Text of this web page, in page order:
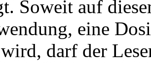
Soweit auf
eine
darf der